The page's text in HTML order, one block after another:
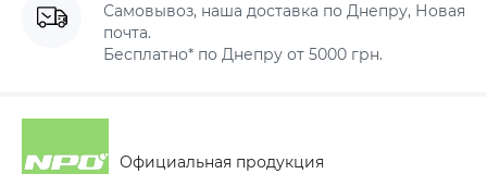
Самовывоз, наша доставка по Днепру, Новая
почта.
Бесплатно* по Днепру от 5000 грн.
Официальная продукция